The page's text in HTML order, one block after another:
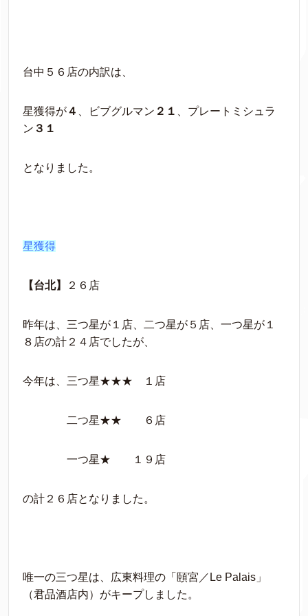
台中５６店の内訳は、
星獲得が４ 、ビブグルマン ２１
、プレートミシュラ
ン ３１
となりました。
星獲得
【台北】 ２６店
昨年は、三つ星が１店、二つ星が５店、一つ星が１
８店の計２４店でしたが、
今年は、三つ星★★★ １店
二つ星★★ ６店
一つ星★ １９店
の計２６店となりました。
唯一の三つ星は、広東料理の「頤宮／Le Palais」
（君品酒店内）がキープしました。